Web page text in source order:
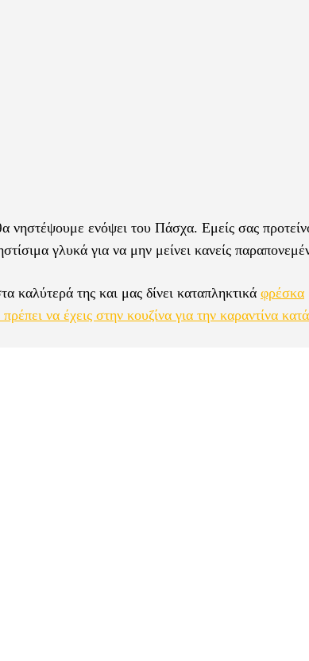
νηστέψουμε ενόψει του Πάσχα. Εμείς σας
γλυκά για να μην μείνει κανείς
καλύτερά της και μας δίνει καταπληκτικά φρέσκα
να έχεις στην κουζίνα για την καραντίνα